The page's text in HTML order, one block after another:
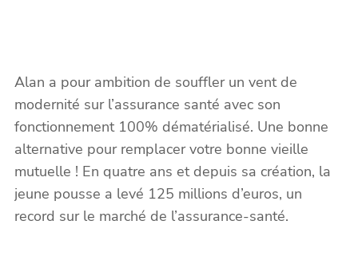
Alan a pour ambition de souffler un vent de
modernité sur l’assurance santé avec son
fonctionnement 100% dématérialisé. Une bonne
alternative pour remplacer votre bonne vieille
mutuelle ! En quatre ans et depuis sa création, la
jeune pousse a levé 125 millions d’euros, un
record sur le marché de l’assurance-santé.